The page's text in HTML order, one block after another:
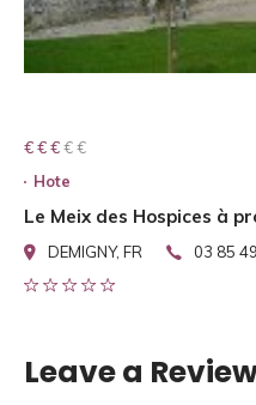
€ € € € €
€ € €
Hote
Le Meix des Hospices à
DEMIGNY, FR 03 85
Leave a